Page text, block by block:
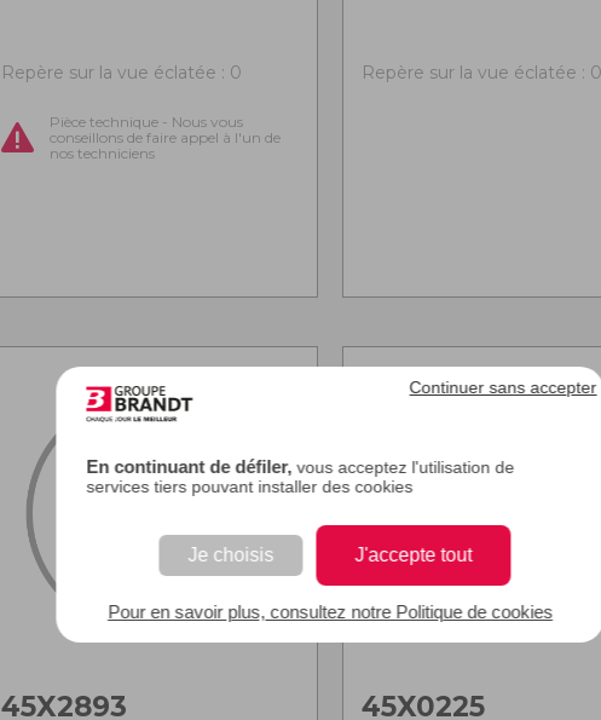
En continuant de défiler, vous acceptez l'utilisation de
services tiers pouvant installer des cookies
Je choisis J'accepte tout
Continuer sans accepter
Pour en savoir plus, consultez notre Politique de cookies
Repère sur la vue éclatée : 0
Pièce technique - Nous vous
conseillons de faire appel à l'un de
nos techniciens
Repère sur la vue éclatée : 0
45X2893 45X0225